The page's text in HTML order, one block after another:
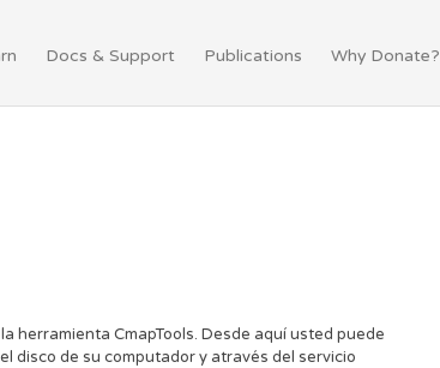
Docs & Support Publications Why Donate?
herramienta CmapTools. Desde aquí usted puede
disco de su computador y através del servicio